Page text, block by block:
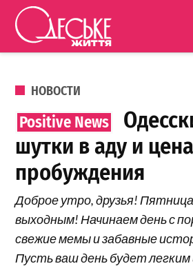
Перейти к содержанию
життя
ОПУБЛИКОВАНО В
НОВОСТИ
шутки в аду и цена
пробуждения
Доброе утро, друзья!
выходным! Начинаем день с
свежие мемы и забавные
Пусть ваш день будет легким